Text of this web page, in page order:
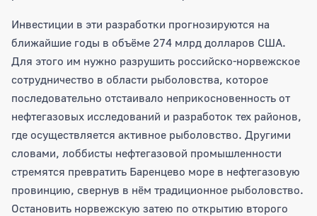
Инвестиции в эти разработки прогнозируются на
ближайшие годы в объёме 274 млрд долларов США.
Для этого им нужно разрушить российско-норвежское
сотрудничество в области рыболовства, которое
последовательно отстаивало неприкосновенность от
нефтегазовых исследований и разработок тех районов,
где осуществляется активное рыболовство. Другими
словами, лоббисты нефтегазовой промышленности
стремятся превратить Баренцево море в нефтегазовую
провинцию, свернув в нём традиционное рыболовство.
Остановить норвежскую затею по открытию второго